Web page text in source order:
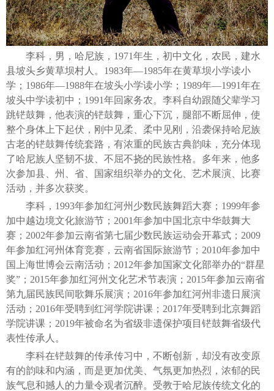
李科，男，哈尼族，1971年生，初中文化，农民，建水
县坡头乡黄草坝村人。1983年—1985年在黄草坝小学读小
学；1986年—1988年在坡头小学读小学；1989年—1991年在
坡头中学读初中；1991年回家务农。李科自幼跟随父辈学习
跳铓鼓舞，他表演的铓鼓舞，重心下沉，腿部不断屈伸，使
整个身体上下起伏，刚中见柔、柔中见刚，沿袭保持哈尼族
古老的铓鼓舞传统套路，有浓重的民族古典韵味，充分体现
了哈尼族人坚韧不拔、不屈不挠的民族性格。多年来，他多
次参加县、州、省、国家组织举办的文化、艺术展演、比赛
活动，并多次获奖。
李科，1993年参加红河州少数民族舞蹈大赛；1999年参
加中越边境文化旅游节；2001年参加中国北京中华鼓舞大
赛；2002年参加云南省第七届少数民族运动会开幕式；2009
年参加红河州体育竞赛，云南省国际旅游节；2010年参加中
国上海世博会云南活动；2012年参加国家文化部举办的“群星
奖”；2015年参加红河州文化艺术节表演；2015年参加云南省
第九届民族民间歌舞乐展演；2016年参加红河州非遗日展演
活动；2016年受聘到红河学院讲课；2017年受聘到北京舞蹈
学院讲课；2019年被命名为省级非遗保护项目铓鼓舞省级代
表性传承人。
李科在铓鼓舞的传承传习中，不断创新，却没有改变原
有的韵味和内涵，而是更加优美、气氛更加热烈，浓郁的民
族气息和撼人的力量令观者沉醉。受教于哈尼族传统文化的